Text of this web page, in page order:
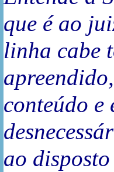
que é ao
linha cabe
conteúdo e
ao